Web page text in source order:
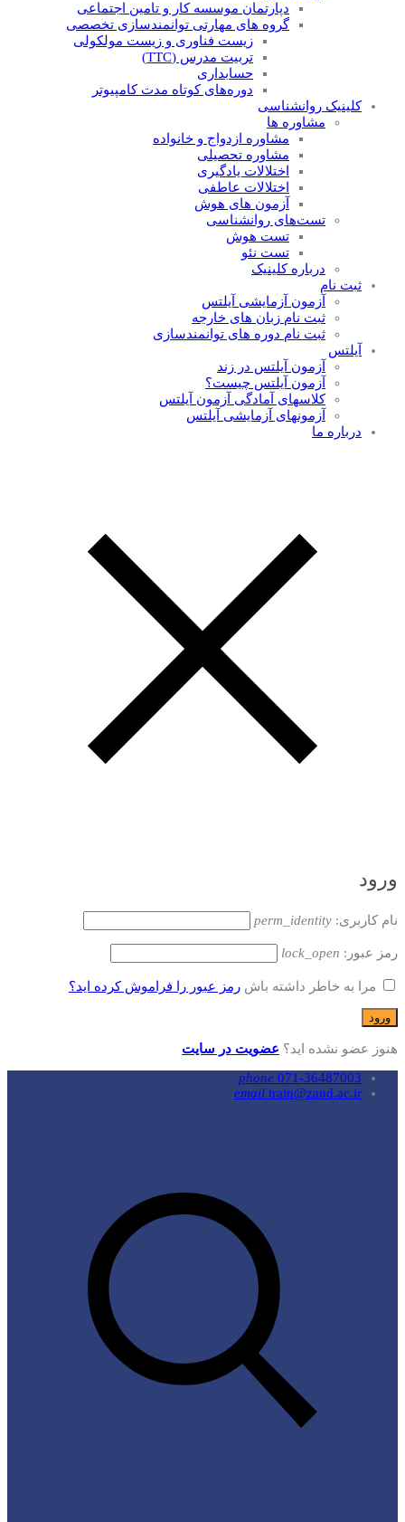
دپارتمان موسسه کار و تامین اجتماعی
گروه های مهارتی توانمندسازی تخصصی
زیست فناوری و زیست مولکولی
تربیت مدرس (TTC)
حسابداری
دوره‌های کوتاه مدت کامپیوتر
کلینیک روانشناسی
مشاوره ها
مشاوره ازدواج و خانواده
مشاوره تحصیلی
اختلالات یادگیری
اختلالات عاطفی
آزمون های هوش
تست‌های روانشناسی
تست هوش
تست‌ نئو
درباره کلینیک
ثبت نام
آزمون آزمایشی آیلتس
ثبت نام زبان های خارجه
ثبت نام دوره های توانمندسازی
آیلتس
آزمون آیلتس در زند
آزمون آیلتس چیست؟
کلاسهای آمادگی آزمون آیلتس
آزمونهای آزمایشی آیلتس
درباره ما
ورود
نام کاربری: perm_identity
رمز عبور: lock_open
مرا به خاطر داشته باش رمز عبور را فراموش کرده اید؟
هنوز عضو نشده اید؟ عضویت در سایت
phone 071-36487003
email train@zand.ac.ir